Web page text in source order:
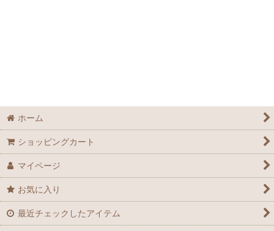
ホーム
ショッピングカート
マイページ
お気に入り
最近チェックしたアイテム